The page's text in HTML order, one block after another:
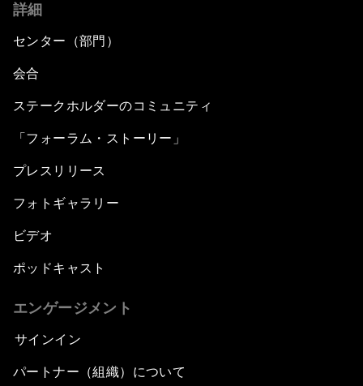
詳細
センター（部門）
会合
ステークホルダーのコミュニティ
「フォーラム・ストーリー」
プレスリリース
フォトギャラリー
ビデオ
ポッドキャスト
エンゲージメント
サインイン
パートナー（組織）について